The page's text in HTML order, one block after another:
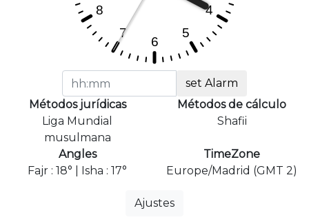
set Alarm
Métodos jurídicas
Liga Mundial
musulmana
Métodos de cálculo
Shafii
Angles
Fajr : 18° | Isha : 17°
TimeZone
Europe/Madrid (GMT 2)
Ajustes